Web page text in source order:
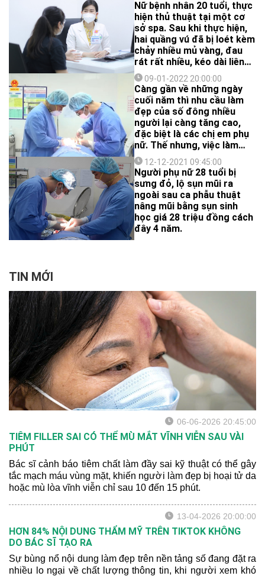
do sử dụng mỹ phẩm không
rõ nguồn gốc.
Nữ bệnh nhân 20 tuổi, thực
hiện thủ thuật tại một cơ
sở spa. Sau khi thực hiện,
hai quầng vú đã bị loét kèm
chảy nhiều mủ vàng, đau
rát rất nhiều, kéo dài liên
tục 9 ngày.
09-01-2022 20:00:00
Càng gần về những ngày
cuối năm thì nhu cầu làm
đẹp của số đông nhiều
người lại càng tăng cao,
đặc biệt là các chị em phụ
nữ. Thế nhưng, việc làm
đẹp như thế nào để không
gây ảnh hưởng đến sức
khoẻ và an toàn cho bản
thân thì lại là vấn đề cần
được quan tâm.
12-12-2021 09:45:00
Người phụ nữ 28 tuổi bị
sưng đỏ, lộ sụn mũi ra
ngoài sau ca phẫu thuật
nâng mũi bằng sụn sinh
học giá 28 triệu đồng cách
đây 4 năm.
TIN MỚI
06-06-2026 20:45:00
TIÊM FILLER SAI CÓ THỂ MÙ MẮT VĨNH VIỄN SAU VÀI
PHÚT
Bác sĩ cảnh báo tiêm chất làm đầy sai kỹ thuật có thể gây
tắc mạch máu vùng mặt, khiến người làm đẹp bị hoại tử da
hoặc mù lòa vĩnh viễn chỉ sau 10 đến 15 phút.
13-04-2026 20:00:00
HƠN 84% NỘI DUNG THẨM MỸ TRÊN TIKTOK KHÔNG
DO BÁC SĨ TẠO RA
Sự bùng nổ nội dung làm đẹp trên nền tảng số đang đặt ra
nhiều lo ngại về chất lượng thông tin, khi người xem khó